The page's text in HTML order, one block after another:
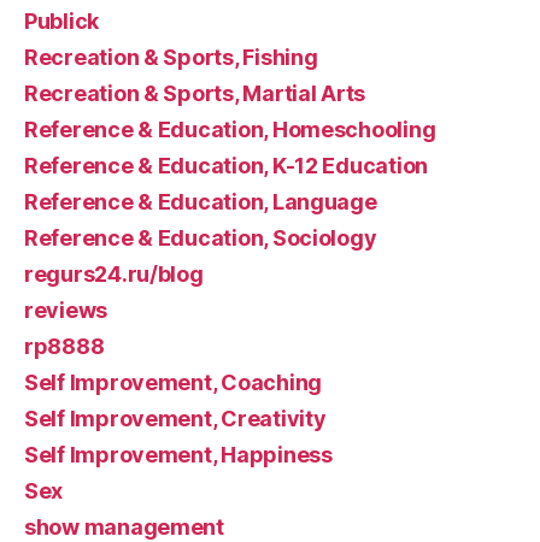
Publick
Recreation & Sports, Fishing
Recreation & Sports, Martial Arts
Reference & Education, Homeschooling
Reference & Education, K-12 Education
Reference & Education, Language
Reference & Education, Sociology
regurs24.ru/blog
reviews
rp8888
Self Improvement, Coaching
Self Improvement, Creativity
Self Improvement, Happiness
Sex
show management